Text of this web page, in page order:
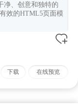
净、创意和独特的
效的HTML5页面模
下载 在线预览